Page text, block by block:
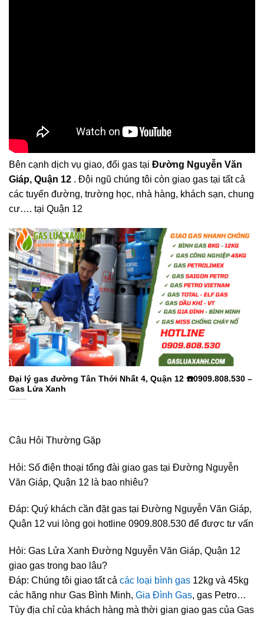
Bên cạnh dịch vụ giao, đổi gas tại Đường Nguyễn Văn
Giáp, Quận 12 . Đội ngũ chúng tôi còn giao gas tại tất cả
các tuyến đường, trường học, nhà hàng, khách sạn, chung
cư…. tại Quận 12
Đại lý gas đường Tân Thới Nhất 4, Quận 12 ☎️0909.808.530 –
Gas Lửa Xanh
Câu Hỏi Thường Gặp
Hỏi: Số điện thoại tổng đài giao gas tại Đường Nguyễn
Văn Giáp, Quận 12 là bao nhiêu?
Đáp: Quý khách cần đặt gas tại Đường Nguyễn Văn Giáp,
Quận 12 vui lòng gọi hotline 0909.808.530 để được tư vấn
Hỏi: Gas Lửa Xanh Đường Nguyễn Văn Giáp, Quận 12
giao gas trong bao lâu?
Đáp: Chúng tôi giao tất cả các loại bình gas 12kg và 45kg
các hãng như Gas Bình Minh, Gia Đình Gas, gas Petro…
Tùy địa chỉ của khách hàng mà thời gian giao gas của Gas